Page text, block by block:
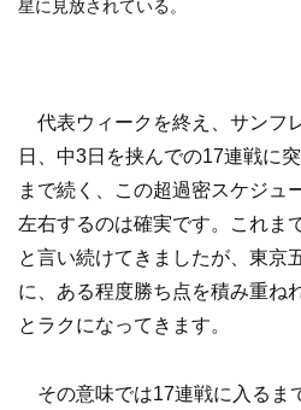
星に見放されている。
代表ウィークを終え、サンフ
日、中3日を挟んでの17連戦に
まで続く、この超過密スケジュ
左右するのは確実です。これま
と言い続けてきましたが、東京
に、ある程度勝ち点を積み重ね
とラクになってきます。
その意味では17連戦に入るま